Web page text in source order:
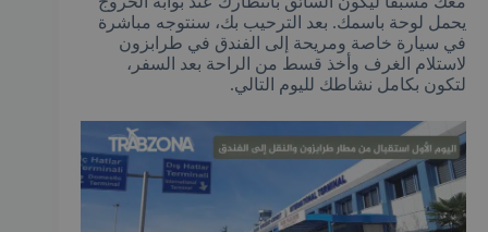
يحمل لوحة باسمك. بعد الترحيب بك، سنتوجه مباشرة
في سيارة خاصة ومريحة إلى الفندق في طرابزون
لاستلام الغرف وأخذ قسط من الراحة بعد السفر،
لتكون بكامل نشاطك لليوم التالي.